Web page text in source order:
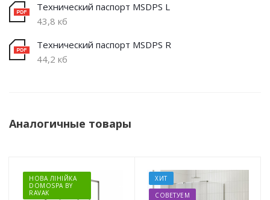
Технический паспорт MSDPS L
43,8 кб
Технический паспорт MSDPS R
44,2 кб
Аналогичные товары
НОВА ЛІНІЙКА
DOMOSPA BY
RAVAK
ХИТ
СОВЕТУЕМ